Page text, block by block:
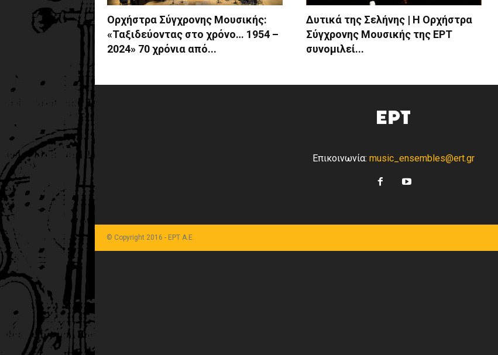
Ορχήστρα Σύγχρονης Μουσικής:
«Ταξιδεύοντας στο χρόνο… 1954 –
2024» 70 χρόνια από...
Δυτικά της Σελήνης | Η Ορχήστρα
Σύγχρονης Μουσικής της ΕΡΤ
συνομιλεί...
Επικοινωνία: music_ensembles@ert.gr
© Copyright 2016 - ΕΡΤ Α.Ε.